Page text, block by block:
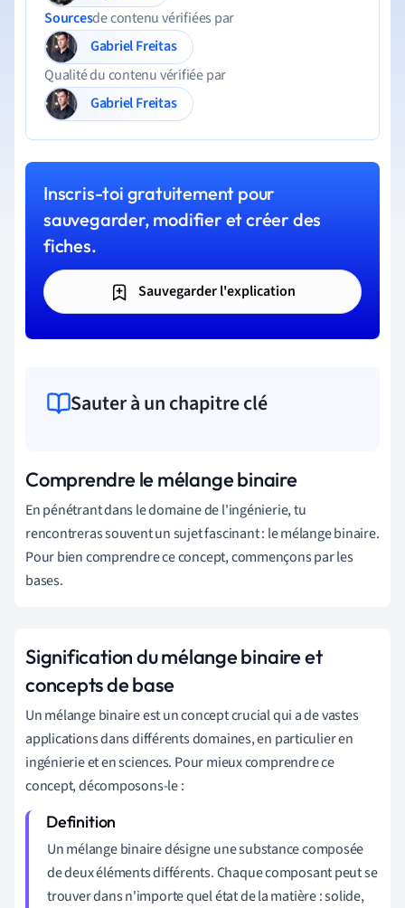
Sourcesde contenu vérifiées par
Gabriel Freitas
Qualité du contenu vérifiée par
Gabriel Freitas
Inscris-toi gratuitement pour
sauvegarder, modifier et créer des
fiches.
Sauvegarder l'explication
Sauter à un chapitre clé
Comprendre le mélange binaire
En pénétrant dans le domaine de l'ingénierie, tu
rencontreras souvent un sujet fascinant : le mélange binaire.
Pour bien comprendre ce concept, commençons par les
bases.
Signification du mélange binaire et
concepts de base
Un mélange binaire est un concept crucial qui a de vastes
applications dans différents domaines, en particulier en
ingénierie et en sciences. Pour mieux comprendre ce
concept, décomposons-le :
Un mélange binaire désigne une substance composée
de deux éléments différents. Chaque composant peut se
trouver dans n'importe quel état de la matière : solide,